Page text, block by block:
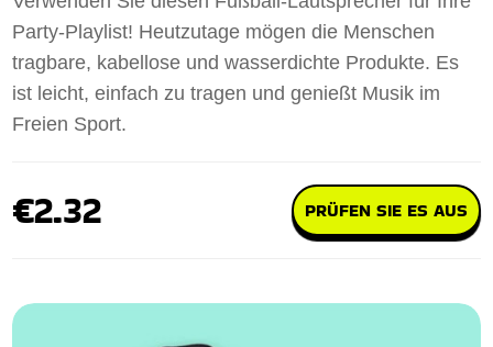
Party-Playlist! Heutzutage mögen die Menschen
tragbare, kabellose und wasserdichte Produkte. Es
ist leicht, einfach zu tragen und genießt Musik im
Freien Sport.
€2.32 PRÜFEN SIE ES AUS